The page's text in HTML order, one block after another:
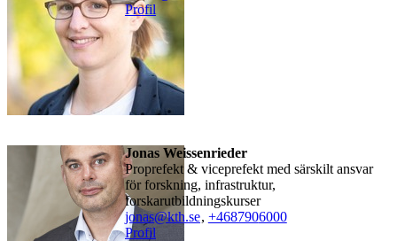
Profil
Jonas Weissenrieder
Proprefekt & viceprefekt med särskilt ansvar
för forskning, infrastruktur,
forskarutbildningskurser
jonas@kth.se, +4687906000
Profil